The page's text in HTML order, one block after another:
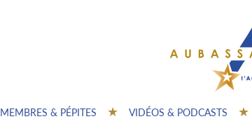
MEMBRES & PÉPITES VIDÉOS & PODCASTS